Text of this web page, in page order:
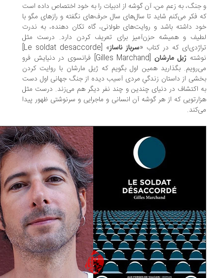
به زعم من، آن گوشه از ادبیات را به خود اختصاص داده است
فکر می‌کنم شاید تا سال‌های سال حرف‌های نگفته و رازهای مگو با
داشته باشد و روایت‌های طولانی، گاه تکان دهنده، به ندرت
و همیشه حزن‌آمیز برای تعریف کردن دارد. درست مثل
که در کتاب «سرباز ناساز
» [Le soldat desaccorde]
ژیل مارشان
[Gilles Marchand] فرانسوی در دنیایش فرو
بگذارید همین اول بگویم که ژیل مارشان با روایت کردن
از داستان زندگیِ مردی آسیب دیده از جنگ جهانی اول دست
اکتشاف در دنیای چندین و چند نفر دیگر هم می‌زند. درست مثل
که از هر گوشه آن انسانی و ماجرایی و سرنوشتی ظهور پیدا